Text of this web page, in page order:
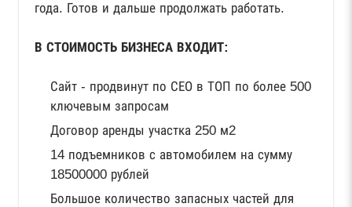
года. Готов и дальше продолжать работать.
В СТОИМОСТЬ БИЗНЕСА ВХОДИТ:
Сайт - продвинут по СЕО в ТОП по более 500
ключевым запросам
Договор аренды участка 250 м2
14 подъемников с автомобилем на сумму
18500000 рублей
Большое количество запасных частей для